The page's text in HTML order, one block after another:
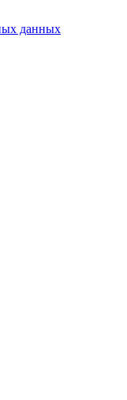
данных